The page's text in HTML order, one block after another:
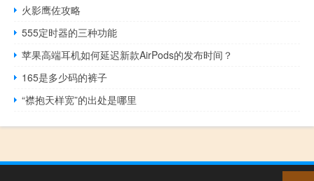
火影鹰佐攻略
555定时器的三种功能
苹果高端耳机如何延迟新款AirPods的发布时间？
165是多少码的裤子
“襟抱天样宽”的出处是哪里